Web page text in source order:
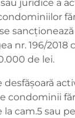
juridice a
nr. 196/2018
de lei.
desfăşoară
condominii
cam.5 sau